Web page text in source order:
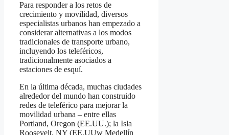
Para responder a los retos de
crecimiento y movilidad, diversos
especialistas urbanos han empezado a
considerar alternativas a los modos
tradicionales de transporte urbano,
incluyendo los teleféricos,
tradicionalmente asociados a
estaciones de esquí.
En la última década, muchas ciudades
alrededor del mundo han construido
redes de teleférico para mejorar la
movilidad urbana – entre ellas
Portland, Oregon (EE.UU.); la Isla
Roosevelt, NY (EE.UUw Medellín